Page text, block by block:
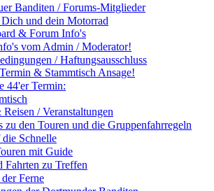
Banditen / Forums-Mitglieder
und dein Motorrad
& Forum Info's
vom Admin / Moderator!
/ Haftungsausschluss
& Stammtisch Ansage!
44'er Termin:
/ Veranstaltungen
den Touren und die Gruppenfahrregeln
Schnelle
mit Guide
zu Treffen
Ferne